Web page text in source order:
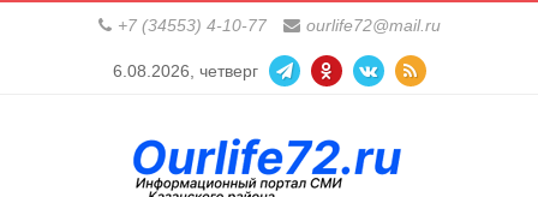
+7 (34553) 4-10-77 ourlife72@mail.ru
6.08.2026, четверг